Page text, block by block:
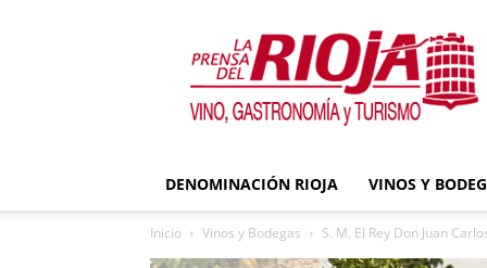
La
Prensa
del
Rioja
DENOMINACIÓN RIOJA VINOS Y
Inicio Vinos y Bodegas S. M. El Rey Don Juan